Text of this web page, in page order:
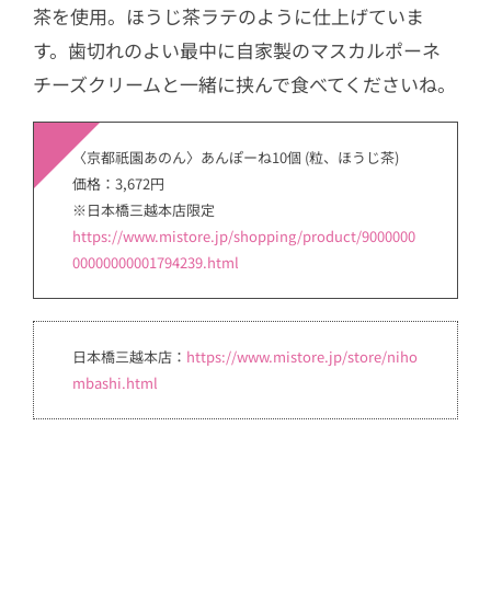
茶を使用。ほうじ茶ラテのように仕上げていま
す。歯切れのよい最中に自家製のマスカルポーネ
チーズクリームと一緒に挟んで食べてくださいね。
〈京都祇園あのん〉あんぽーね10個 (粒、ほうじ茶)
価格：3,672円
※日本橋三越本店限定
https://www.mistore.jp/shopping/product/9000000
00000000001794239.html
日本橋三越本店： https://www.mistore.jp/store/niho
mbashi.html